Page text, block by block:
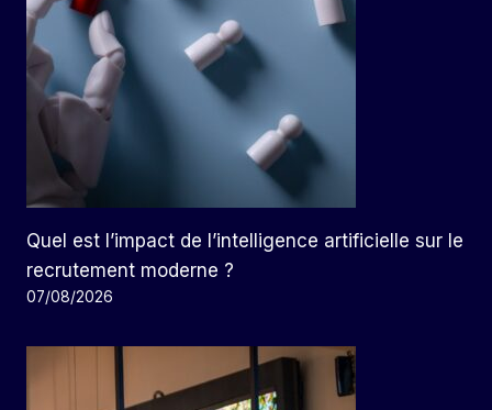
Quel est l’impact de l’intelligence artificielle sur le
recrutement moderne ?
07/08/2026